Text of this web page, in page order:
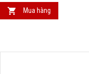
Mua hàng